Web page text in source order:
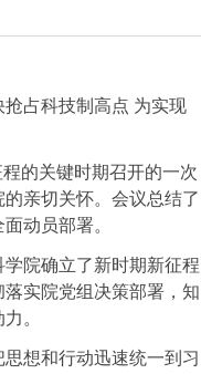
占科技制高点 为实现
的关键时期召开的一次
亲切关怀。会议总结了
动员部署。
院确立了新时期新征程
实院党组决策部署，知
。
想和行动迅速统一到习